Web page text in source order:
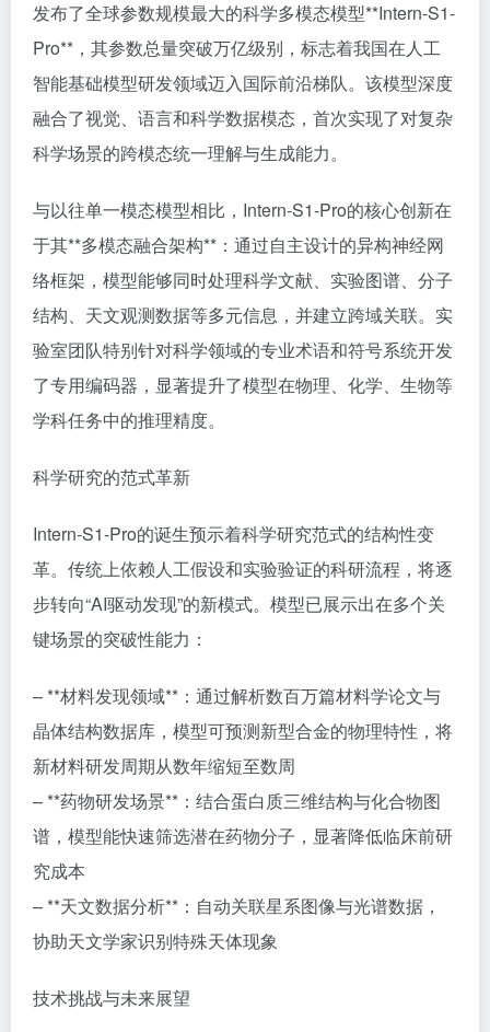
发布了全球参数规模最大的科学多模态模型**Intern-S1-
Pro**，其参数总量突破万亿级别，标志着我国在人工
智能基础模型研发领域迈入国际前沿梯队。该模型深度
融合了视觉、语言和科学数据模态，首次实现了对复杂
科学场景的跨模态统一理解与生成能力。
与以往单一模态模型相比，Intern-S1-Pro的核心创新在
于其**多模态融合架构**：通过自主设计的异构神经网
络框架，模型能够同时处理科学文献、实验图谱、分子
结构、天文观测数据等多元信息，并建立跨域关联。实
验室团队特别针对科学领域的专业术语和符号系统开发
了专用编码器，显著提升了模型在物理、化学、生物等
学科任务中的推理精度。
科学研究的范式革新
Intern-S1-Pro的诞生预示着科学研究范式的结构性变
革。传统上依赖人工假设和实验验证的科研流程，将逐
步转向“AI驱动发现”的新模式。模型已展示出在多个关
键场景的突破性能力：
– **材料发现领域**：通过解析数百万篇材料学论文与
晶体结构数据库，模型可预测新型合金的物理特性，将
新材料研发周期从数年缩短至数周
– **药物研发场景**：结合蛋白质三维结构与化合物图
谱，模型能快速筛选潜在药物分子，显著降低临床前研
究成本
– **天文数据分析**：自动关联星系图像与光谱数据，
协助天文学家识别特殊天体现象
技术挑战与未来展望